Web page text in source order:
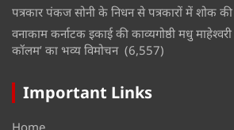
पत्रकार पंकज सोनी के निधन से पत्रकारों में शोक
वनाकाम कर्नाटक इकाई की काव्यगोष्ठी मधु
कॉलम’ का भव्य विमोचन (6,557)
Important Links